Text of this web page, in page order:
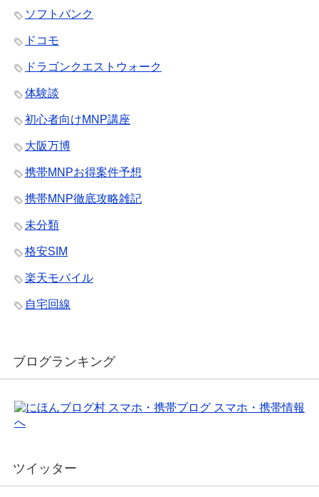
ソフトバンク
ドコモ
ドラゴンクエストウォーク
体験談
初心者向けMNP講座
大阪万博
携帯MNPお得案件予想
携帯MNP徹底攻略雑記
未分類
格安SIM
楽天モバイル
自宅回線
ブログランキング
ツイッター